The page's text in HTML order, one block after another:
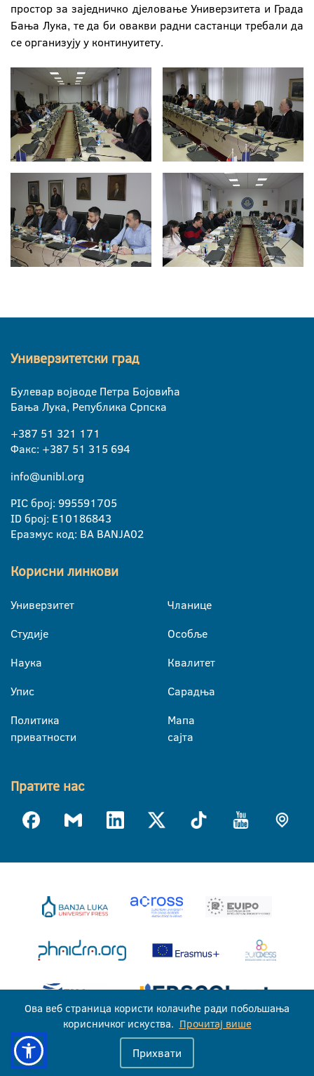
простор за заједничко дјеловање Универзитета и Града
Бања Лука, те да би овакви радни састанци требали да
се организују у континуитету.
Универзитетски град
Булевар војводе Петра Бојовића
Бања Лука, Република Српска
+387 51 321 171
Факс: +387 51 315 694
info@unibl.org
PIC број: 995591705
ID број: E10186843
Еразмус код: BA BANJA02
Корисни линкови
Универзитет
Студије
Наука
Упис
Политика
приватности
Чланице
Особље
Квалитет
Сарадња
Мапа
сајта
Пратите нас
Сва права задржана
Ова веб страница користи колачиће ради побољшања
корисничког искуства. Прочитај више
Прихвати